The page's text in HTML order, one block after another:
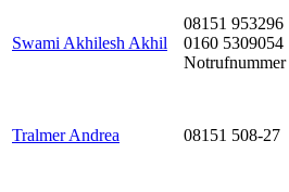
Swami Akhilesh Akhil
08151 953296
0160 5309054
Notrufnummer
Tralmer Andrea 08151 508-27